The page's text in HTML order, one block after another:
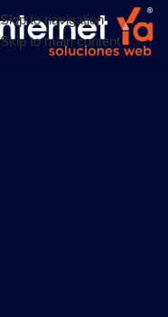
Skip to navigation
Skip to main content